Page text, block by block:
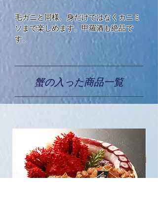
​毛ガニと同様、身だけではなくカニミ
ソまで楽しめます。甲羅酒も絶品で
す。
蟹の入った商品一覧